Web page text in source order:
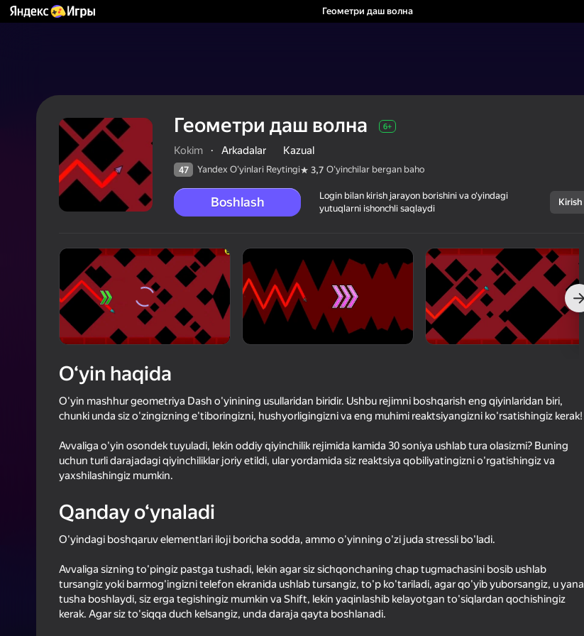
Геометри даш волна
Bekor qilish
Геометри даш
волна
6+
Arkadalar
Yandex O'yinlari Reytingi
Oʻyinchilar bergan baho
Boshlash
Геометри даш волна 6+
Kokim · Arkadalar Kazual
47 Yandex O'yinlari Reytingi 3,7 Oʻyinchilar bergan baho
Boshlash
Login bilan kirish jarayon borishini va o‘yindagi
yutuqlarni ishonchli saqlaydi
Kirish
O‘yin haqida
O'yin mashhur geometriya Dash o'yinining usullaridan biridir. Ushbu rejimni boshqarish eng qiyinlaridan biri,
chunki unda siz o'zingizning e'tiboringizni, hushyorligingizni va eng muhimi reaktsiyangizni ko'rsatishingiz kerak!
Avvaliga o'yin osondek tuyuladi, lekin oddiy qiyinchilik rejimida kamida 30 soniya ushlab tura olasizmi? Buning
uchun turli darajadagi qiyinchiliklar joriy etildi, ular yordamida siz reaktsiya qobiliyatingizni o'rgatishingiz va
yaxshilashingiz mumkin.
Qanday o‘ynaladi
O'yindagi boshqaruv elementlari iloji boricha sodda, ammo o'yinning o'zi juda stressli bo'ladi.
Avvaliga sizning to'pingiz pastga tushadi, lekin agar siz sichqonchaning chap tugmachasini bosib ushlab
tursangiz yoki barmog'ingizni telefon ekranida ushlab tursangiz, to'p ko'tariladi, agar qo'yib yuborsangiz, u yana
tusha boshlaydi, siz erga tegishingiz mumkin va Shift, lekin yaqinlashib kelayotgan to'siqlardan qochishingiz
kerak. Agar siz to'siqqa duch kelsangiz, unda daraja qayta boshlanadi.